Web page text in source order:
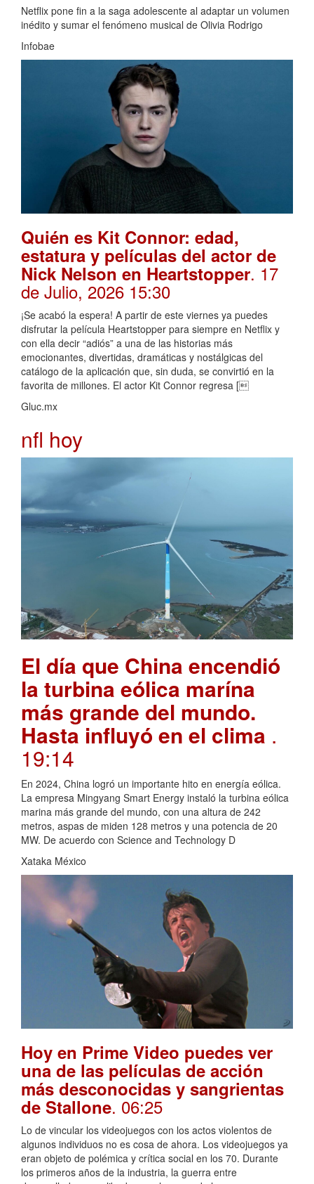
Netflix pone fin a la saga adolescente al adaptar un volumen
inédito y sumar el fenómeno musical de Olivia Rodrigo
Infobae
Quién es Kit Connor: edad,
estatura y películas del actor de
Nick Nelson en Heartstopper. 17
de Julio, 2026 15:30
¡Se acabó la espera! A partir de este viernes ya puedes
disfrutar la película Heartstopper para siempre en Netflix y
con ella decir “adiós” a una de las historias más
emocionantes, divertidas, dramáticas y nostálgicas del
catálogo de la aplicación que, sin duda, se convirtió en la
favorita de millones. El actor Kit Connor regresa [
Gluc.mx
nfl hoy
El día que China encendió
la turbina eólica marína
más grande del mundo.
Hasta influyó en el clima .
19:14
En 2024, China logró un importante hito en energía eólica.
La empresa Mingyang Smart Energy instaló la turbina eólica
marina más grande del mundo, con una altura de 242
metros, aspas de miden 128 metros y una potencia de 20
MW. De acuerdo con Science and Technology D
Xataka México
Hoy en Prime Video puedes ver
una de las películas de acción
más desconocidas y sangrientas
de Stallone. 06:25
Lo de vincular los videojuegos con los actos violentos de
algunos individuos no es cosa de ahora. Los videojuegos ya
eran objeto de polémica y crítica social en los 70. Durante
los primeros años de la industria, la guerra entre